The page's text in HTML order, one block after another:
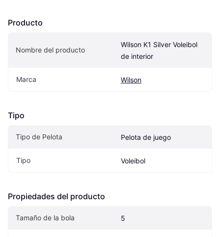
Producto
Nombre del producto
Wilson K1 Silver Voleibol
de interior
Marca Wilson
Tipo
Tipo de Pelota Pelota de juego
Tipo Voleibol
Propiedades del producto
Tamaño de la bola 5